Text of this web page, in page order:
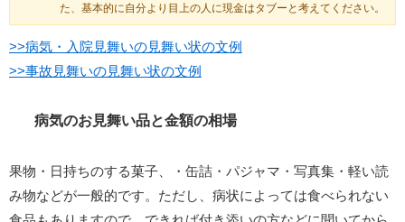
た、基本的に自分より目上の人に現金はタブーと考えてください。
>>病気・入院見舞いの見舞い状の文例
>>事故見舞いの見舞い状の文例
病気のお見舞い品と金額の相場
果物・日持ちのする菓子、・缶詰・パジャマ・写真集・軽い読
み物などが一般的です。ただし、病状によっては食べられない